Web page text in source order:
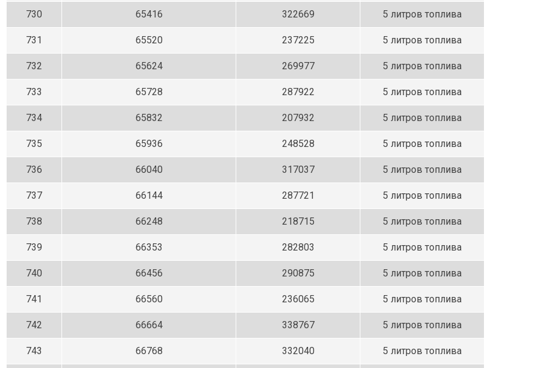
730 65416 322669 5 литров топлива
731 65520 237225 5 литров топлива
732 65624 269977 5 литров топлива
733 65728 287922 5 литров топлива
734 65832 207932 5 литров топлива
735 65936 248528 5 литров топлива
736 66040 317037 5 литров топлива
737 66144 287721 5 литров топлива
738 66248 218715 5 литров топлива
739 66353 282803 5 литров топлива
740 66456 290875 5 литров топлива
741 66560 236065 5 литров топлива
742 66664 338767 5 литров топлива
743 66768 332040 5 литров топлива